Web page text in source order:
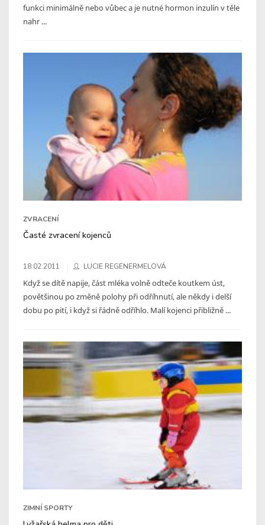
funkci minimálně nebo vůbec a je nutné hormon inzulín v těle
nahr ...
ZVRACENÍ
Časté zvracení kojenců
18.02.2011 LUCIE REGENERMELOVÁ
Když se dítě napije, část mléka volně odteče koutkem úst,
povětšinou po změně polohy při odříhnutí, ale někdy i delší
dobu po pití, i když si řádně odříhlo. Malí kojenci přibližně ...
ZIMNÍ SPORTY